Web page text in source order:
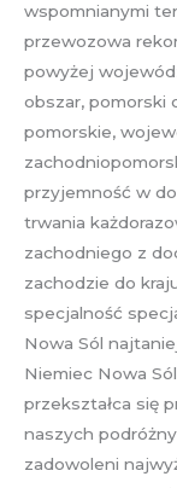
wspomnianymi
przewozowa
powyżej
obszar, pomorski
pomorskie,
przyjemność w
trwania
zachodniego z
zachodzie do
specjalność
Nowa Sól
Niemiec Nowa
przekształca się
naszych
zadowoleni